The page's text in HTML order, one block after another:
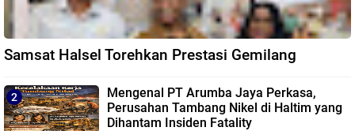
Samsat Halsel Torehkan Prestasi Gemilang
Mengenal PT Arumba Jaya Perkasa,
Perusahan Tambang Nikel di Haltim yang
Dihantam Insiden Fatality